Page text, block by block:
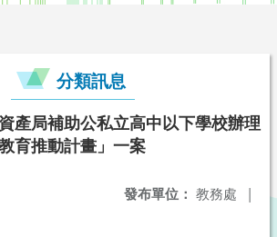
分類訊息
產局補助公私立高中以下學校辦理
育推動計畫」一案
發布單位： 教務處 |